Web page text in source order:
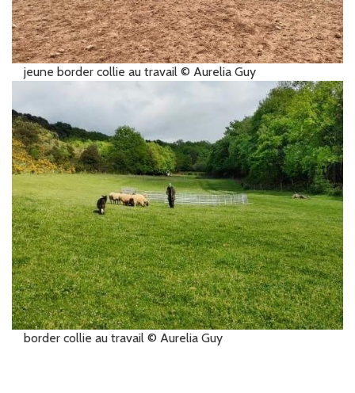
jeune border collie au travail © Aurelia Guy
border collie au travail © Aurelia Guy